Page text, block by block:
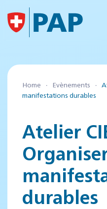
Accéder au contenu
Home Evènements
manifestations durables
Atelier
durables